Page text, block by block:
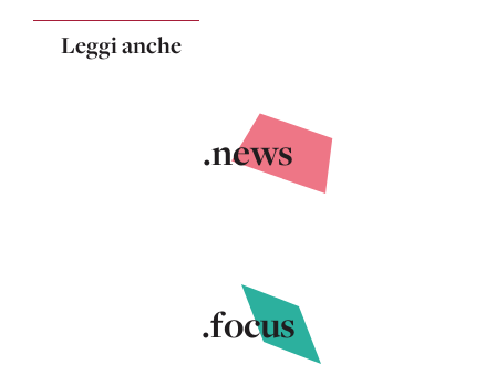
Leggi anche
.news
.focus